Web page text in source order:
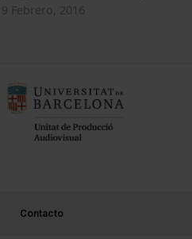
9 Febrero, 2016
PEU 3
Contacto